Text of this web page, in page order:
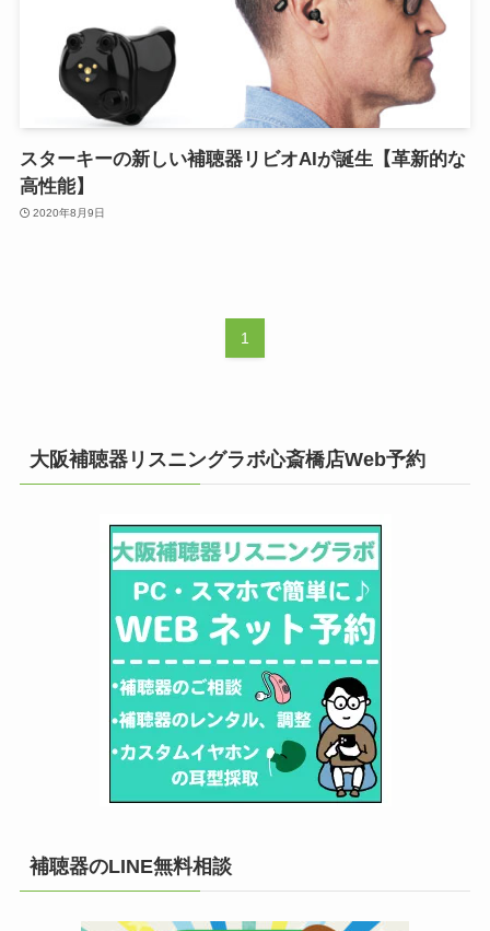
スターキーの新しい補聴器リビオAIが誕生【革新的な
高性能】
2020年8月9日
1
大阪補聴器リスニングラボ心斎橋店Web予約
補聴器のLINE無料相談